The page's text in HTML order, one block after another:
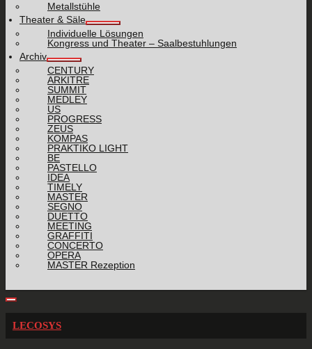
Metallstühle
Theater & Säle
Individuelle Lösungen
Kongress und Theater – Saalbestuhlungen
Archiv
CENTURY
ARKITRE
SUMMIT
MEDLEY
US
PROGRESS
ZEUS
KOMPAS
PRAKTIKO LIGHT
BE
PASTELLO
IDEA
TIMELY
MASTER
SEGNO
DUETTO
MEETING
GRAFFITI
CONCERTO
OPERA
MASTER Rezeption
LECOSYS